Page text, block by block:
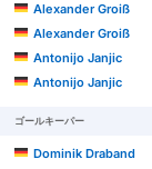
Alexander Groiß
Alexander Groiß
Antonijo Janjic
Antonijo Janjic
ゴールキーパー
Dominik Draband